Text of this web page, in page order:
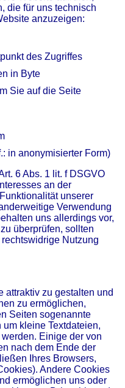
die für uns technisch
anzuzeigen:
des Zugriffes
in Byte
Sie auf die Seite
in anonymisierter Form)
6 Abs. 1 lit. f DSGVO
an der
unserer
Verwendung
uns allerdings vor,
überprüfen, sollten
Nutzung
attraktiv zu gestalten und
zu ermöglichen,
Seiten sogenannte
kleine Textdateien,
Einige der von
nach dem Ende der
Ihres Browsers,
Andere Cookies
ermöglichen uns oder